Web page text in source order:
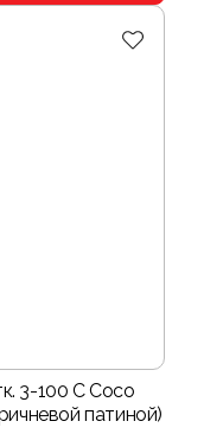
3-100 C Coco
патиной)